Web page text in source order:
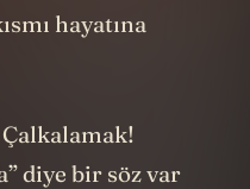
hayatına
diye bir söz var